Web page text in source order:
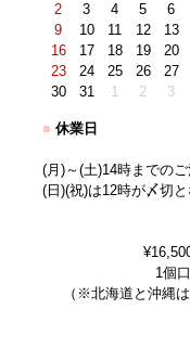
2
3 4 5 6
9
10 11 12 13
16
17 18 19 20
23
24 25 26 27
30
31 1 2 3
■ 休業日
(月)～(土)14時までの
(日)(祝)は12時が〆切
1個
（※北海道と沖縄